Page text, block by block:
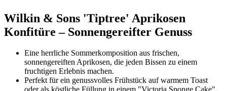
Wilkin & Sons 'Tiptree' Aprikosen
Konfitüre – Sonnengereifter Genuss
Eine herrliche Sommerkomposition aus frischen,
sonnengereiften Aprikosen, die jeden Bissen zu einem
fruchtigen Erlebnis machen.
Perfekt für ein genussvolles Frühstück auf warmem Toast